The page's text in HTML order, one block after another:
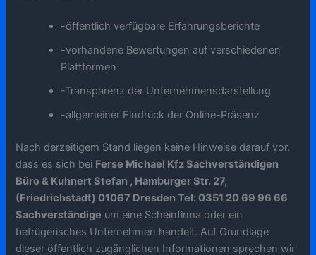
-öffentlich verfügbare Erfahrungsberichte
-vorhandene Bewertungen auf verschiedenen
Plattformen
-Transparenz der Unternehmensdarstellung
-allgemeiner Eindruck der Online-Präsenz
Nach derzeitigem Stand liegen keine Hinweise darauf vor,
dass es sich bei Ferse Michael Kfz Sachverständigen
Büro & Kuhnert Stefan , Hamburger Str. 27,
(Friedrichstadt) 01067 Dresden Tel: 0351 20 69 96 66
Sachverständige um eine Scheinfirma oder ein
betrügerisches Unternehmen handelt. Auf Grundlage
dieser öffentlich zugänglichen Informationen sprechen wir